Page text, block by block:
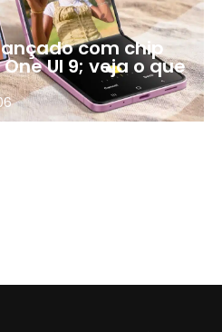
com chip
UI 9; veja o que